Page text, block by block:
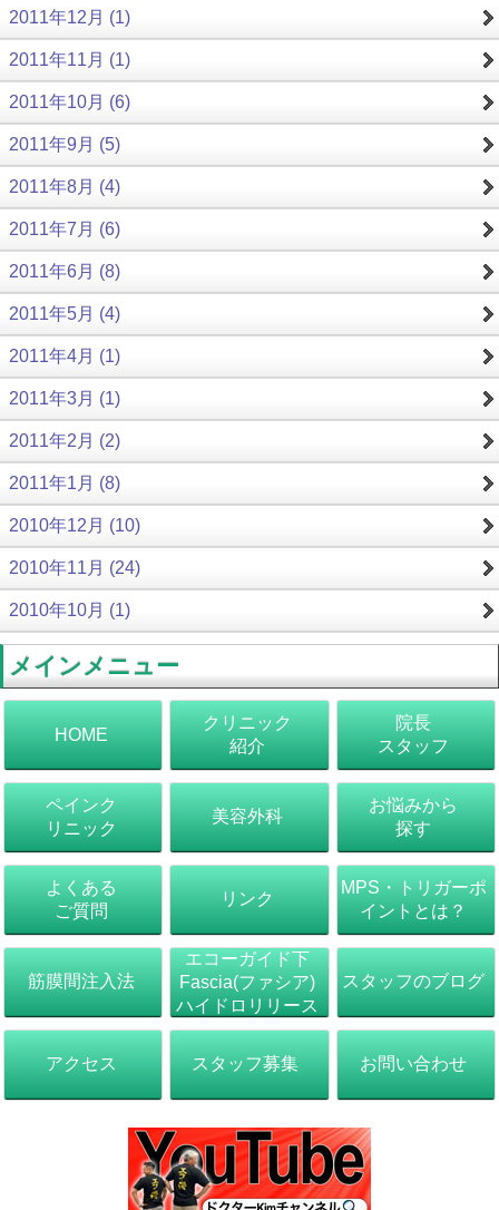
2011年12月 (1)
2011年11月 (1)
2011年10月 (6)
2011年9月 (5)
2011年8月 (4)
2011年7月 (6)
2011年6月 (8)
2011年5月 (4)
2011年4月 (1)
2011年3月 (1)
2011年2月 (2)
2011年1月 (8)
2010年12月 (10)
2010年11月 (24)
2010年10月 (1)
メインメニュー
HOME
クリニック
紹介
院長
スタッフ
ペインク
リニック
美容外科
お悩みから
探す
よくある
ご質問
リンク
MPS・トリガーポ
イントとは？
筋膜間注入法
エコーガイド下
Fascia(ファシア)
ハイドロリリース
スタッフのブログ
アクセス スタッフ募集 お問い合わせ